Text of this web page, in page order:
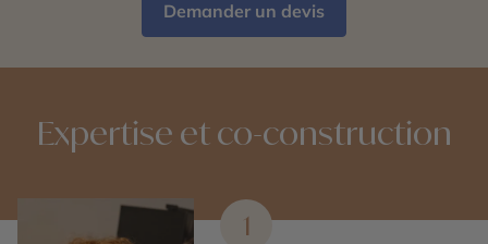
Demander un devis
Expertise et co-construction
1